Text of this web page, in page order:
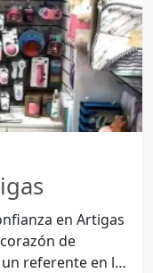
en Artigas
de
referente en la